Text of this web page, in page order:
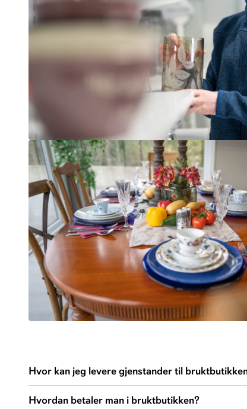
Hvor kan jeg levere gjenstander til
Ting til ombruk kan leveres på
Hvordan betaler man i bruktbutikken?